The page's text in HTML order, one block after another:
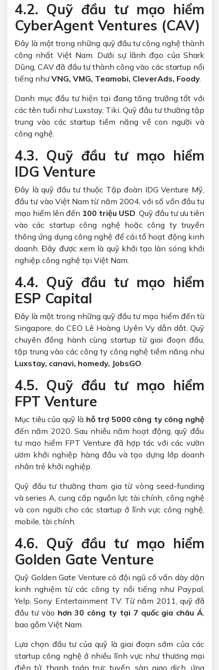
4.2. Quỹ đầu tư mạo hiểm
CyberAgent Ventures (CAV)
Đây là một trong những quỹ đầu tư công nghệ thành
công nhất Việt Nam. Dưới sự lãnh đạo của Shark
Dũng, CAV đã đầu tư thành công vào các startup nổi
tiếng nhưVNG, VMG, Teamobi, CleverAds, Foody.
Danh mục đầu tư hiện tại đang tăng trưởng tốt với
các tên tuổi như Luxstay, Tiki. Quỹ đầu tư thường tập
trung vào các startup tiềm năng về con người và
công nghệ.
4.3. Quỹ đầu tư mạo hiểm
IDG Venture
Đây là quỹ đầu tư thuộc Tập đoàn IDG Venture Mỹ,
đầu tư vào Việt Nam từ năm 2004, với số vốn đầu tư
mạo hiểm lên đến 100 triệu USD. Quỹ đầu tư ưu tiên
vào các startup công nghệ hoặc công ty truyền
thông ứng dụng công nghệ để cải tổ hoạt động kinh
doanh. Đây được xem là quỹ khởi tạo làn sóng khởi
nghiệp công nghệ tại Việt Nam.
4.4. Quỹ đầu tư mạo hiểm
ESP Capital
Đây là một trong những quỹ đầu tư mạo hiểm đến từ
Singapore, do CEO Lê Hoàng Uyên Vy dẫn dắt. Quỹ
chuyên đồng hành cùng startup từ giai đoạn đầu,
tập trung vào các công ty công nghệ tiềm năng như
Luxstay, canavi, homedy, JobsGO.
4.5. Quỹ đầu tư mạo hiểm
FPT Venture
Mục tiêu của quỹ là hỗ trợ 5000 công ty công nghệ
đến năm 2020. Sau nhiều năm hoạt động, quỹ đầu
tư mạo hiểm FPT Venture đã hợp tác với các vườn
ươm khởi nghiệp hàng đầu và tạo dựng lớp doanh
nhân trẻ khởi nghiệp.
Quỹ đầu tư thường tham gia từ vòng seed-funding
và series A, cung cấp nguồn lực tài chính, công nghệ
và con người cho các startup ở lĩnh vực công nghệ,
mobile, tài chính.
4.6. Quỹ đầu tư mạo hiểm
Golden Gate Venture
Quỹ Golden Gate Venture có đội ngũ cố vấn dày dặn
kinh nghiệm từ các công ty nổi tiếng như Paypal,
Yelp, Sony Entertainment TV. Từ năm 2011, quỹ đã
đầu tư vào hơn 30 công ty tại 7 quốc gia châu Á,
bao gồm Việt Nam.
Lựa chọn đầu tư của quỹ là giai đoạn sớm của các
startup công nghệ ở nhiều lĩnh vực như thương mại
điện tử, thanh toán trực tuyến, sàn giao dịch, ứng